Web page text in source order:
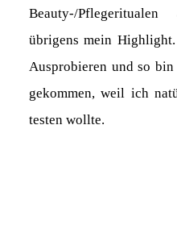
Beauty-/
übrigens mein
Ausprobieren und so
gekommen, weil ich
testen wollte.